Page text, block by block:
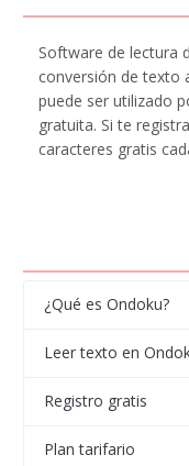
Software de lectura
conversión de texto
puede ser utilizado
gratuita. Si te
caracteres gratis
¿Qué es Ondoku?
Leer texto en
Registro gratis
Plan tarifario